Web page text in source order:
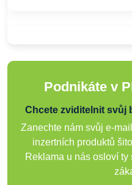
Podnikáte v
Chcete zviditelnit svůj
Zanechte nám svůj e-
inzertních produktů
Reklama u nás osloví